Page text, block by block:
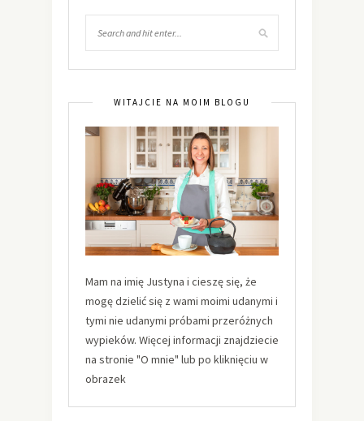
WITAJCIE NA MOIM BLOGU
Mam na imię Justyna i cieszę się, że
mogę dzielić się z wami moimi udanymi i
tymi nie udanymi próbami przeróżnych
wypieków. Więcej informacji znajdziecie
na stronie "O mnie" lub po kliknięciu w
obrazek